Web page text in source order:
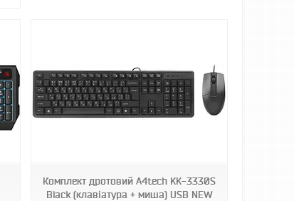
Комплект дротовий A4tech KK-3330S
Black (клавіатура + миша) USB NEW